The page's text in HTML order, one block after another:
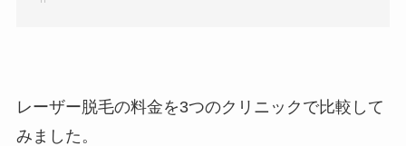
レーザー脱毛の料金を3つのクリニックで比較して
みました。